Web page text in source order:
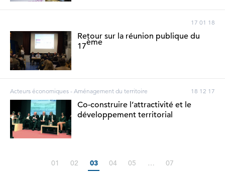
17 01 18
Retour sur la réunion publique du
17ème
Acteurs économiques - Aménagement du territoire 18 12 17
Co-construire l’attractivité et le
développement territorial
01 02 03 04 05 … 07